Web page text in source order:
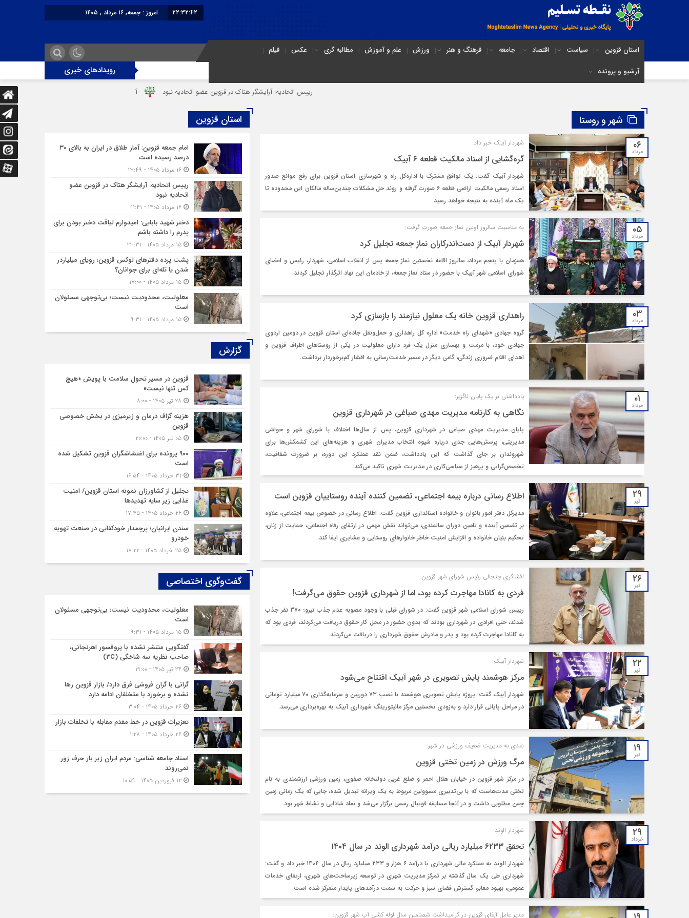
22:32:43
امروز : جمعه, ۱۶ مرداد , ۱۴۰۵
استان قزوین سیاست اقتصاد جامعه فرهنگ و هنر ورزش علم و آموزش مطالبه گری عکس
فیلم
آرشیو و پرونده
رویدادهای خبری
رییس اتحادیه: آرایشگر هتاک در قزوین عضو اتحادیه نبود آن شب وحشتناک در خانه «عصمت» از دندانپزشک
شهر و روستا
۰۶
مرداد
شهردار آبیک خبر داد:
گره‌گشایی از اسناد مالکیت قطعه ۶ آبیک
شهردار آبیک گفت: یک توافق مشترک با اداره‌کل راه و شهرسازی استان قزوین برای رفع موانع صدور
اسناد رسمی مالکیت اراضی قطعه ۶ صورت گرفته و روند حل مشکلات چندین‌ساله مالکان این محدوده تا
یک ماه آینده به نتیجه خواهد رسید.
۰۵
مرداد
به مناسبت سالروز اولین نماز جمعه صورت گرفت:
شهردار آبیک از دست‌اندرکاران نماز جمعه تجلیل کرد
همزمان با پنجم مرداد، سالروز اقامه نخستین نماز جمعه پس از انقلاب اسلامی، شهردار، رئیس و اعضای
شورای اسلامی شهر آبیک با حضور در ستاد نماز جمعه، از خادمان این نهاد اثرگذار تجلیل کردند.
۰۳
مرداد راهداری قزوین خانه یک معلول نیازمند را بازسازی کرد
گروه جهادی «شهدای راه خدمت» اداره کل راهداری و حمل‌ونقل جاده‌ای استان قزوین در دومین اردوی
جهادی خود، با مرمت و بهسازی منزل یک فرد دارای معلولیت در یکی از روستاهای اطراف قزوین و
اهدای اقلام ضروری زندگی، گامی دیگر در مسیر خدمت‌رسانی به اقشار کم‌برخوردار برداشت.
۰۱
مرداد
یادداشتی بر یک پایان ناگزیر:
نگاهی به کارنامه مدیریت مهدی‌ صباغی در شهرداری‌ قزوین
پایان مدیریت مهدی صباغی در شهرداری قزوین، پس از سال‌ها اختلاف با شورای شهر و حواشی
مدیریتی، پرسش‌هایی جدی درباره شیوه انتخاب مدیران شهری و هزینه‌های این کشمکش‌ها برای
شهروندان بر جای گذاشت که این یادداشت، ضمن نقد عملکرد این دوره، بر ضرورت شفافیت،
تخصص‌گرایی و پرهیز از سیاسی‌کاری در مدیریت شهری تاکید می‌کند.
۲۹
تیر اطلاع‌ رسانی درباره بیمه اجتماعی، تضمین‌ کننده آینده روستاییان قزوین است
مدیرکل دفتر امور بانوان و خانواده استانداری قزوین گفت: اطلاع رسانی در خصوص بیمه اجتماعی، علاوه
بر تضمین آینده و تامین دوران سالمندی، می‌تواند نقش مهمی در ارتقای رفاه اجتماعی، حمایت از زنان،
تحکیم بنیان خانواده و افزایش امنیت خاطر خانوارهای روستایی و عشایری ایفا کند.
۲۶
تیر
افشاگری جنجالی رئیس شورای شهر قزوین:
فردی به کانادا مهاجرت کرده بود، اما از شهرداری قزوین حقوق می‌گرفت!
رییس شورای اسلامی شهر قزوین گفت: در شورای قبلی با وجود مصوبه عدم جذب نیرو؛ ۳۷۰ نفر جذب
شدند، حتی افرادی در شهرداری بودند که بدون حضور در محل کار حقوق دریافت می‌کردند، فردی بود که
به کانادا مهاجرت کرده بود و پدر و مادرش حقوق شهرداری را دریافت می‌کردند.
۲۲
تیر
شهردار آبیک:
مرکز هوشمند پایش تصویری در شهر آبیک افتتاح می‌شود
شهردار آبیک گفت: پروژه پایش تصویری هوشمند با نصب ۷۳ دوربین و سرمایه‌گذاری ۷۰ میلیارد تومانی
در مراحل پایانی قرار دارد و به‌زودی نخستین مرکز مانیتورینگ شهرداری آبیک به بهره‌برداری می‌رسد.
۱۹
تیر
نقدی به مدیریت ضعیف ورزشی در شهر:
مرگ ورزش در زمین تختی قزوین
در مرکز شهر قزوین در خیابان هلال احمر و ضلع غربی دولتخانه صفوی، زمین ورزشی ارزشمندی به نام
تختی مدت‌هاست که با بی‌تدبیری مسوولین مربوط به یک ویرانه تبدیل شده، جایی که یک زمانی زمین
چمن مطلوبی داشت و در آنجا مسابقه فوتبال رسمی برگزار می‌شد و نماد شادابی و نشاط شهر بود.
۲۹
خرداد
شهردار الوند:
تحقق ۶۲۳۳ میلیارد ریالی درآمد شهرداری الوند در سال ۱۴۰۴
شهردار الوند به عملکرد مالی شهرداری با درآمد ۶ هزار و ۲۳۳ میلیارد ریال در سال ۱۴۰۴ خبر داد و گفت:
شهرداری طی یک سال گذشته بر تمرکز مدیریت شهری در توسعه زیرساخت‌های شهری، ارتقای خدمات
عمومی، بهبود معابر، گسترش فضای سبز و حرکت به سمت درآمدهای پایدار متمرکز شده است.
مدیر عامل آبفای قزوین در گرامیداشت شصتمین سال لوله کشی آب شهر قزوین:
استان قزوین
امام جمعه قزوین: آمار طلاق در ایران به بالای ۳۰
درصد رسیده است
۱۶ مرداد ۱۴۰۵ - ۱۳:۴۹
رییس اتحادیه: آرایشگر هتاک در قزوین عضو
اتحادیه نبود
۱۶ مرداد ۱۴۰۵ - ۱۱:۴۱
دختر شهید بابایی: امیدوارم لیاقت دختر بودن برای
پدرم را داشته باشم
۱۵ مرداد ۱۴۰۵ - ۲۳:۳۱
پشت پرده دفترهای لوکس قزوین؛ رویای میلیاردر
شدن یا تله‌ای برای جوانان؟
۱۵ مرداد ۱۴۰۵ - ۱۷:۰۰
معلولیت، محدودیت نیست؛ بی‌توجهی مسئولان
است
۱۵ مرداد ۱۴۰۵ - ۹:۳۱
گزارش‌
قزوین در مسیر تحول سلامت با پویش «هیچ‌
کس تنها نیست»
هزینه‌ گزاف درمان و زیرمیزی در بخش خصوصی
قزوین
۰۵ تیر ۱۴۰۵ - ۲۰:۰۰
۹۰۰ پرونده برای اغتشاشگران قزوین تشکیل شده
است
تجلیل از کشاورزان نمونه استان قزوین/ امنیت
غذایی زیر سایه تهدیدها
۲۶ خرداد ۱۴۰۵ - ۱۷:۴۵
سندن ایرانیان؛ پرچمدار خودکفایی در صنعت تهویه
خودرو
۲۵ خرداد ۱۴۰۵ - ۱۸:۲۲
گفت‌وگوی اختصاصی
معلولیت، محدودیت نیست؛ بی‌توجهی مسئولان
است
۱۵ مرداد ۱۴۰۵ - ۹:۳۱
گفتگویی منتشر نشده با پروفسور اهرنجانی،
صاحب نظریه سه‌ شاخگی (۳C)
گرانی با گران‌ فروشی فرق دارد/ بازار قزوین رها
نشده و برخورد با متخلفان ادامه دارد
۲۶ خرداد ۱۴۰۵ - ۳:۰۴
تعزیرات قزوین در خط مقدم مقابله با تخلفات بازار
۲۶ خرداد ۱۴۰۵ - ۱:۲۸
استاد جامعه شناسی: مردم ایران زیر بار حرف زور
نمی‌روند
۱۲ فروردین ۱۴۰۵ - ۱۰:۵۹